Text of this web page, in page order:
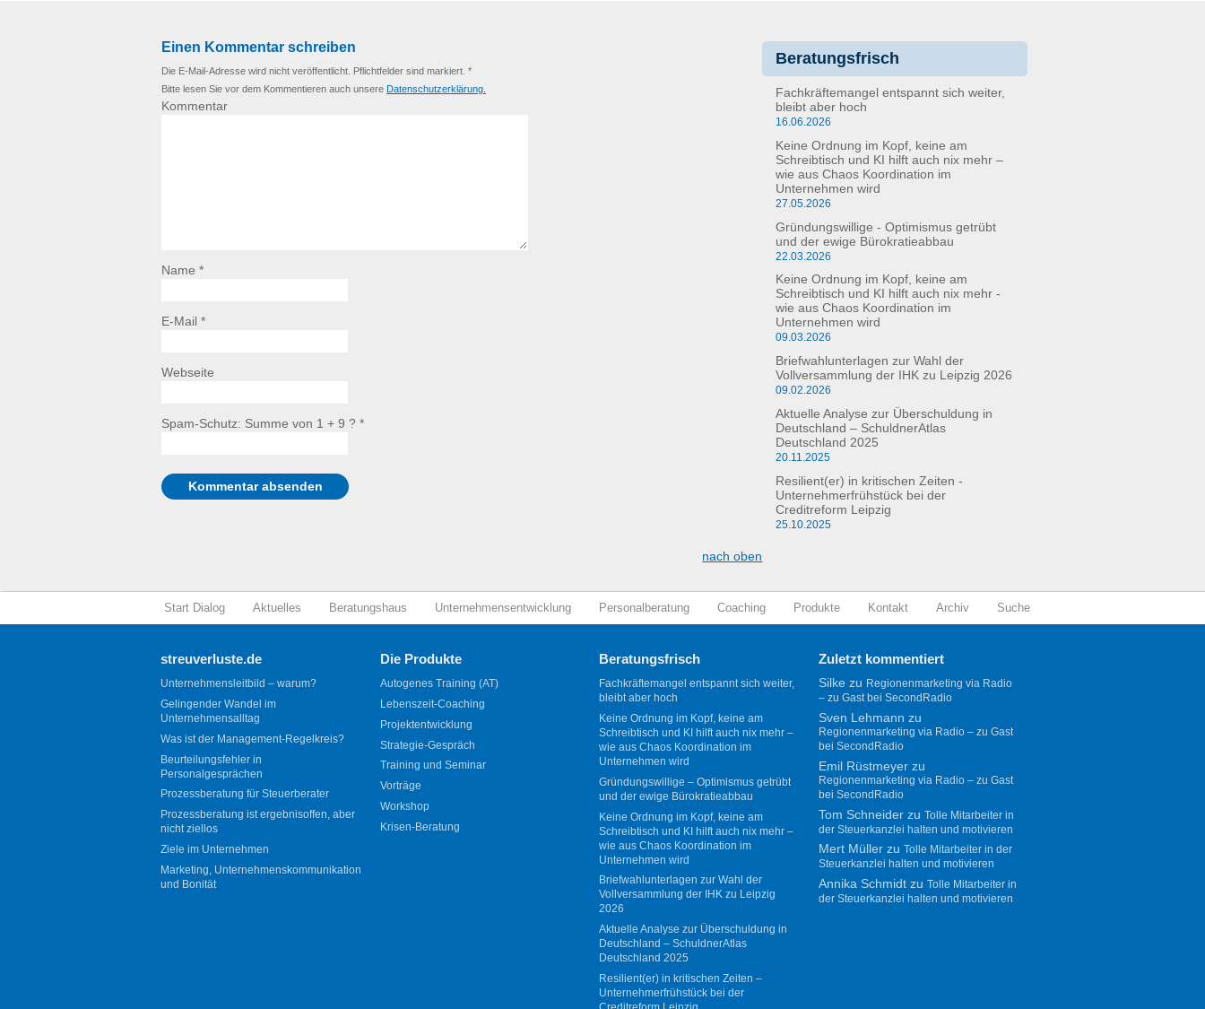
Beratungsfrisch
Fachkräftemangel entspannt sich weiter,
bleibt aber hoch
16.06.2026
Keine Ordnung im Kopf, keine am
Schreibtisch und KI hilft auch nix mehr –
wie aus Chaos Koordination im
Unternehmen wird
27.05.2026
Gründungswillige - Optimismus getrübt
und der ewige Bürokratieabbau
22.03.2026
Keine Ordnung im Kopf, keine am
Schreibtisch und KI hilft auch nix mehr -
wie aus Chaos Koordination im
Unternehmen wird
09.03.2026
Briefwahlunterlagen zur Wahl der
Vollversammlung der IHK zu Leipzig 2026
09.02.2026
Aktuelle Analyse zur Überschuldung in
Deutschland – SchuldnerAtlas
Deutschland 2025
20.11.2025
Resilient(er) in kritischen Zeiten -
Unternehmerfrühstück bei der
Creditreform Leipzig
25.10.2025
Einen Kommentar schreiben
Die E-Mail-Adresse wird nicht veröffentlicht. Pflichtfelder sind markiert. *
Bitte lesen Sie vor dem Kommentieren auch unsere Datenschutzerklärung.
Kommentar
Name *
E-Mail *
Webseite
Spam-Schutz: Summe von 1 + 9 ? *
nach oben
Start Dialog Aktuelles Beratungshaus Unternehmensentwicklung Personalberatung Coaching Produkte Kontakt Archiv Suche
streuverluste.de
Unternehmensleitbild – warum?
Gelingender Wandel im
Unternehmensalltag
Was ist der Management-Regelkreis?
Beurteilungsfehler in
Personalgesprächen
Prozessberatung für Steuerberater
Prozessberatung ist ergebnisoffen, aber
nicht ziellos
Ziele im Unternehmen
Marketing, Unternehmenskommunikation
und Bonität
Die Produkte
Autogenes Training (AT)
Lebenszeit-Coaching
Projektentwicklung
Strategie-Gespräch
Training und Seminar
Vorträge
Workshop
Krisen-Beratung
Beratungsfrisch
Fachkräftemangel entspannt sich weiter,
bleibt aber hoch
Keine Ordnung im Kopf, keine am
Schreibtisch und KI hilft auch nix mehr –
wie aus Chaos Koordination im
Unternehmen wird
Gründungswillige – Optimismus getrübt
und der ewige Bürokratieabbau
Keine Ordnung im Kopf, keine am
Schreibtisch und KI hilft auch nix mehr –
wie aus Chaos Koordination im
Unternehmen wird
Briefwahlunterlagen zur Wahl der
Vollversammlung der IHK zu Leipzig
2026
Aktuelle Analyse zur Überschuldung in
Deutschland – SchuldnerAtlas
Deutschland 2025
Resilient(er) in kritischen Zeiten –
Unternehmerfrühstück bei der
Zuletzt kommentiert
Silkezu Regionenmarketing via Radio
– zu Gast bei SecondRadio
Sven Lehmann zu
Regionenmarketing via Radio – zu Gast
bei SecondRadio
Emil Rüstmeyerzu
Regionenmarketing via Radio – zu Gast
bei SecondRadio
Tom Schneiderzu Tolle Mitarbeiter in
der Steuerkanzlei halten und motivieren
Mert Müllerzu Tolle Mitarbeiter in der
Steuerkanzlei halten und motivieren
Annika Schmidtzu Tolle Mitarbeiter in
der Steuerkanzlei halten und motivieren